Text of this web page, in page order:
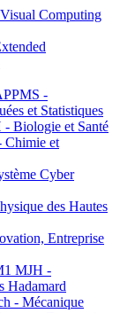
Computing
-
et Statistiques
Biologie et Santé
et
Cyber
des Hautes
Entreprise
MJH -
Hadamard
- Mécanique